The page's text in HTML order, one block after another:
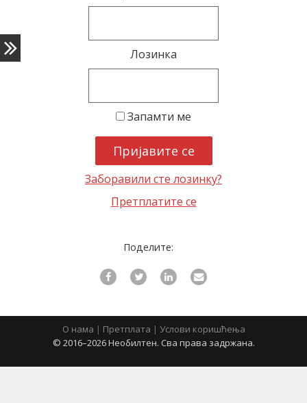
Претплата
Лозинка
Запамти ме
Заборавили сте лозинку?
Претплатите се
Поделите:
О нама | Претплата | Услови коришћења
© 2016–2026 Необилтен. Сва права задржана.